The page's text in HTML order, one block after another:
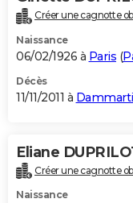
Créer une cagnotte
Naissance
06/02/1926 à Paris (
Décès
11/11/2011 à
Eliane
Créer une cagnotte
Naissance